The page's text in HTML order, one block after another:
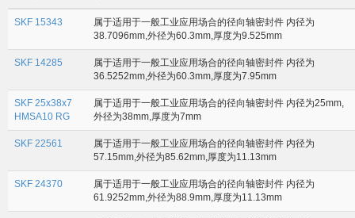
SKF 15343
属于适用于一般工业应用场合的径向轴密封件 内径为
38.7096mm,外径为60.3mm,厚度为9.525mm
SKF 14285
属于适用于一般工业应用场合的径向轴密封件 内径为
36.5252mm,外径为60.3mm,厚度为7.95mm
SKF 25x38x7
HMSA10 RG
属于适用于一般工业应用场合的径向轴密封件 内径为25mm,
外径为38mm,厚度为7mm
SKF 22561
属于适用于一般工业应用场合的径向轴密封件 内径为
57.15mm,外径为85.62mm,厚度为11.13mm
SKF 24370
属于适用于一般工业应用场合的径向轴密封件 内径为
61.9252mm,外径为88.9mm,厚度为11.13mm